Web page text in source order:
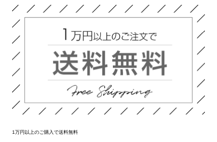
1万円以上のご購入で送料無料